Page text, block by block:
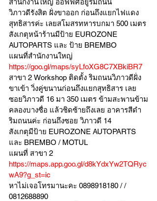
สำนักงานใหญ่ ออฟฟิศอยู่ริมถนน
วิภาวดีรังสิต ฝั่งขาออก ก่อนถึงแยกไฟแดง
สุทธิสารค่ะ เลยสโมสรทหารบกมา 500 เมตร
สังเกตุหน้าร้านมีป้าย EUROZONE
AUTOPARTS และ ป้าย BREMBO
แผนที่สำนักงานใหญ่
https://goo.gl/maps/syLfoXG8C7XBkiBR7
สาขา 2 Workshop ติดตั้ง ริมถนนวิภาวดีฝั่ง
ขาเข้า วิ่งคู่ขนานก่อนถึงแยกสุทธิสาร เลย
ซอยวิภาวดี 16 มา 350 เมตร ข้ามสะพานข้าม
คลองบางซื่อ แล้วชิดซ้ายถึงเลย อาคารสีดำ
ริมถนนค่ะ ก่อนถึงซอย วิภาวดี 14
สังเกตุมีป้าย EUROZONE AUTOPARTS
และ BREMBO / MOTUL
แผนที่ สาขา 2
https://maps.app.goo.gl/d8kYdxYw2TQRyc
wA9?g_st=ic
หาไม่เจอโทรมานะคะ 0898918180 / /
0812688890